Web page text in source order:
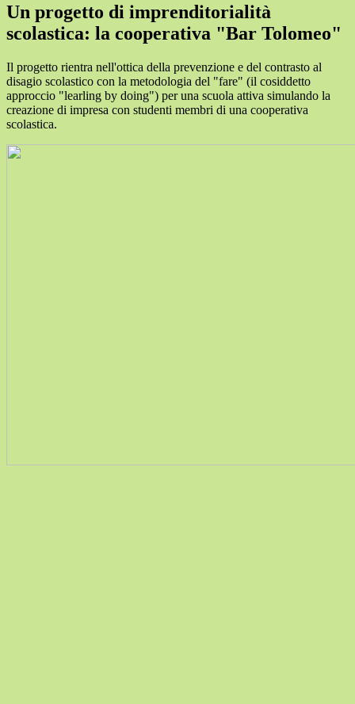
Un progetto di imprenditorialità
scolastica: la cooperativa "Bar Tolomeo"
Il progetto rientra nell'ottica della prevenzione e del contrasto al
disagio scolastico con la metodologia del "fare" (il cosiddetto
approccio "learling by doing") per una scuola attiva simulando la
creazione di impresa con studenti membri di una cooperativa
scolastica.